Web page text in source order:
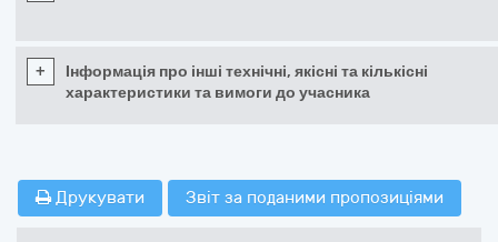
+
Інформація про інші технічні, якісні та кількісні
характеристики та вимоги до учасника
Друкувати Звіт за поданими пропозиціями